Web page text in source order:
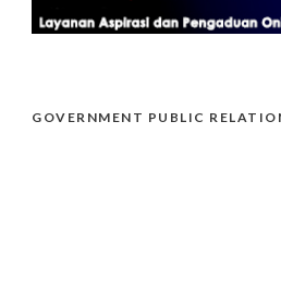
GOVERNMENT PUBLIC